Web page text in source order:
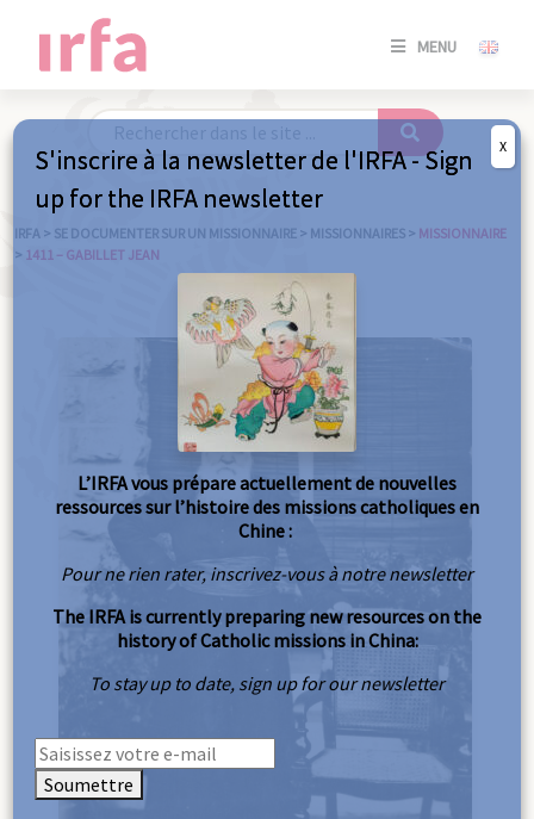
MENU
SE
/
IRFA > SE DOCUMENTER SUR UN MISSIONNAIRE > MISSIONNAIRES > MISSIONNAIRE
> 1411 – GABILLET JEAN
S'inscrire à la newsletter de l'IRFA - Sign
up for the IRFA newsletter
L’IRFA vous prépare actuellement de nouvelles
ressources sur l’histoire des missions catholiques en
Chine :
Pour ne rien rater, inscrivez-vous à notre newsletter
The IRFA is currently preparing new resources on the
history of Catholic missions in China:
To stay up to date, sign up for our newsletter
Soumettre
X